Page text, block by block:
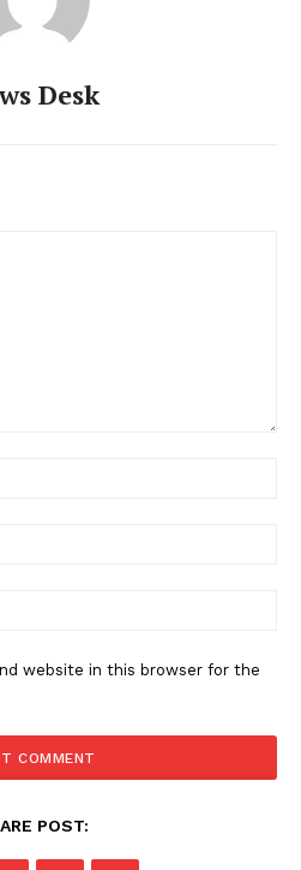
Desk
website in this browser for the
POST: